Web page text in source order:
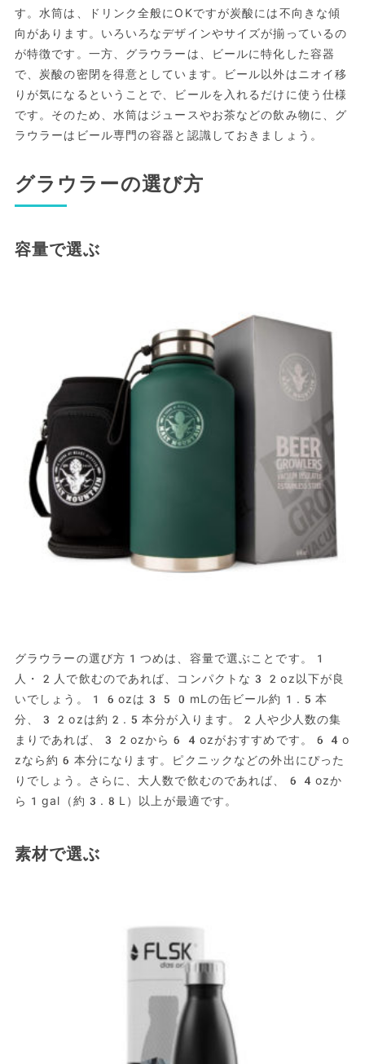
す。水筒は、ドリンク全般にOKですが炭酸には不向きな傾
向があります。いろいろなデザインやサイズが揃っているの
が特徴です。一方、グラウラーは、ビールに特化した容器
で、炭酸の密閉を得意としています。ビール以外はニオイ移
りが気になるということで、ビールを入れるだけに使う仕様
です。そのため、水筒はジュースやお茶などの飲み物に、グ
ラウラーはビール専門の容器と認識しておきましょう。
グラウラーの選び方
容量で選ぶ
グラウラーの選び方1つめは、容量で選ぶことです。1
人・2人で飲むのであれば、コンパクトな32oz以下が良
いでしょう。16ozは350mLの缶ビール約1.5本
分、32ozは約2.5本分が入ります。2人や少人数の集
まりであれば、32ozから64ozがおすすめです。64o
zなら約6本分になります。ピクニックなどの外出にぴった
りでしょう。さらに、大人数で飲むのであれば、64ozか
ら1gal（約3.8L）以上が最適です。
素材で選ぶ